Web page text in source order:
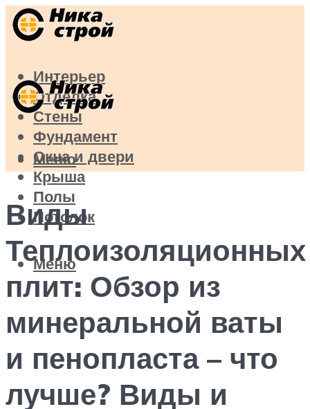
Интерьер
Отделка
Стены
Фундамент
Окна и двери
Крыша
Полы
Потолок
Меню
Меню
Виды
Теплоизоляционных
плит: Обзор из
минеральной ваты
и пенопласта – что
лучше? Виды и